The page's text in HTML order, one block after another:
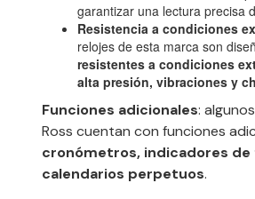
garantizar una lectura precisa
Resistencia a condiciones
relojes de esta marca son
resistentes a condiciones
alta presión, vibraciones y
Funciones adicionales:
Ross cuentan con funciones
cronómetros, indicadores de
calendarios perpetuos.